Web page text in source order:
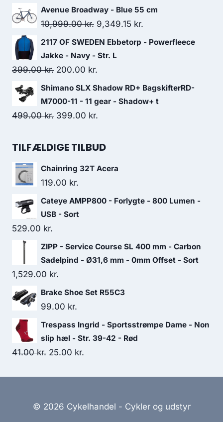
price
was:
price
is:
Avenue Broadway - Blue 55 cm
10,999.00kr. Original
price
was:
9,349.15 kr.
price
2117 OF SWEDEN Ebbetorp - Powerfleece
Jakke - Navy - Str. L
399.00kr. Original
price
was:
399.00 kr..
200.00 kr.
price
is:
Shimano SLX Shadow RD+ BagskifterRD-
M7000-11 - 11 gear - Shadow+ t
499.00kr. Original
was:
399.00 kr.
is:
TILFÆLDIGE TILBUD
Chainring 32T Acera
119.00 kr.
Cateye AMPP800 - Forlygte - 800 Lumen -
USB - Sort
529.00 kr.
ZIPP - Service Course SL 400 mm - Carbon
Sadelpind - Ø31,6 mm - 0mm Offset - Sort
1,529.00 kr.
Brake Shoe Set R55C3
99.00 kr.
Trespass Ingrid - Sportsstrømpe Dame - Non
slip hæl - Str. 39-42 - Rød
41.00kr. Original
25.00 kr.
© 2026 Cykelhandel - Cykler og udstyr